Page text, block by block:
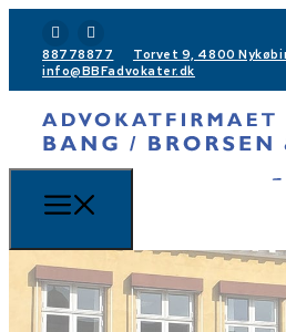
88778877
Torvet 9, 4800
info@BBFadvokater.dk